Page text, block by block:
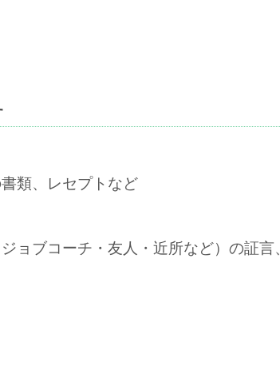
類、レセプトなど
ョブコーチ・友人・近所など）の証言